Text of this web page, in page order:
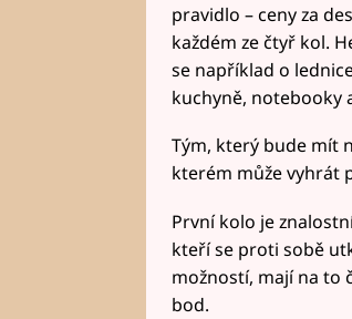
pravidlo – ceny za
každém ze čtyř kol.
se například o
kuchyně, notebooky
Tým, který bude mít
kterém může vyhrát
První kolo je
kteří se proti sobě
možností, mají na to
bod.